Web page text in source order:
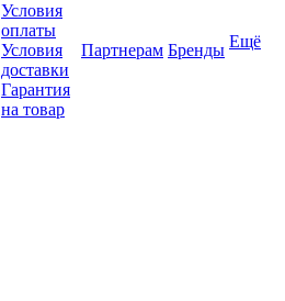
Условия
оплаты
Условия
доставки
Гарантия
на товар
Партнерам Бренды Ещё